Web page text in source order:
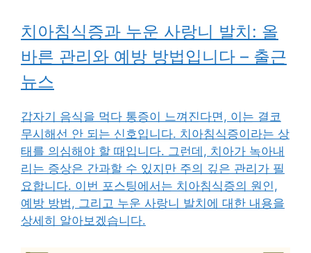
치아침식증과 누운 사랑니 발치: 올
바른 관리와 예방 방법입니다 – 출근
뉴스
갑자기 음식을 먹다 통증이 느껴진다면, 이는 결코
무시해선 안 되는 신호입니다. 치아침식증이라는 상
태를 의심해야 할 때입니다. 그런데, 치아가 녹아내
리는 증상은 간과할 수 있지만 주의 깊은 관리가 필
요합니다. 이번 포스팅에서는 치아침식증의 원인,
예방 방법, 그리고 누운 사랑니 발치에 대한 내용을
상세히 알아보겠습니다.